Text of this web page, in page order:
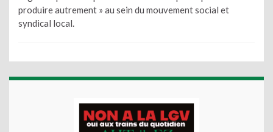
produire autrement » au sein du mouvement social et
syndical local.